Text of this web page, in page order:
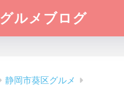
ルメブログ
静岡市葵区グルメ